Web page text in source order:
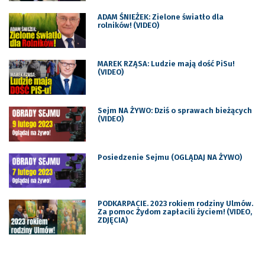
ADAM ŚNIEŻEK: Zielone światło dla
rolników! (VIDEO)
MAREK RZĄSA: Ludzie mają dość PiSu!
(VIDEO)
Sejm NA ŻYWO: Dziś o sprawach bieżących
(VIDEO)
Posiedzenie Sejmu (OGLĄDAJ NA ŻYWO)
PODKARPACIE. 2023 rokiem rodziny Ulmów.
Za pomoc Żydom zapłacili życiem! (VIDEO,
ZDJĘCIA)